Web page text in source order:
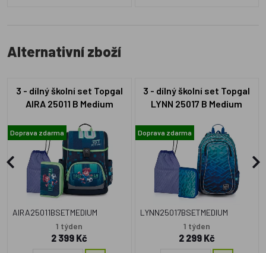
Alternativní zboží
3 - dílný školní set Topgal
AIRA 25011 B Medium
Doprava zdarma
AIRA25011BSETMEDIUM
1 týden
2 399 Kč
3 - dílný školní set Topgal
LYNN 25017 B Medium
Doprava zdarma
LYNN25017BSETMEDIUM
1 týden
2 299 Kč